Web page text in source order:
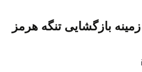
بازگشایی تنگه هرمز